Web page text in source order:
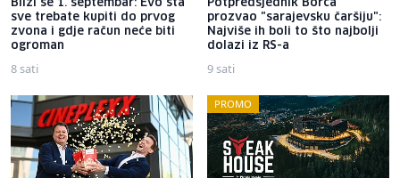
Bliži se 1. septembar: Evo šta
sve trebate kupiti do prvog
zvona i gdje račun neće biti
ogroman
8 sati
Potpredsjednik Borca
prozvao "sarajevsku čaršiju":
Najviše ih boli to što najbolji
dolazi iz RS-a
9 sati
PROMO